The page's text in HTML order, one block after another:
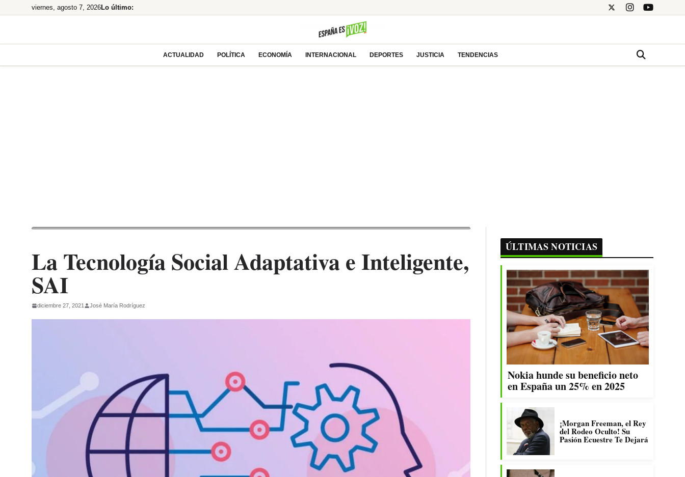
al
viernes, agosto 7, 2026Lo último:
ACTUALIDAD POLÍTICA ECONOMÍA INTERNACIONAL DEPORTES JUSTICIA TENDENCIAS
La Tecnología Social Adaptativa e Inteligente,
SAI
diciembre 27, 2021 José María Rodríguez
ÚLTIMAS NOTICIAS
Nokia hunde su beneficio neto
en España un 25% en 2025
¡Morgan Freeman, el Rey
del Rodeo Oculto! Su
Pasión Ecuestre Te Dejará